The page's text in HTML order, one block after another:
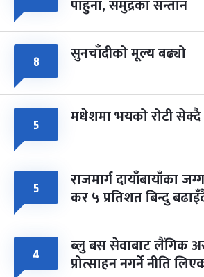
चैत्र ८, २०८३-Mar 22, 2027
पाहुना, समुद्रका सन्तान
८ सुनचाँदीको मूल्य बढ्यो
५ मधेशमा भयको रोटी
५ राजमार्ग दायाँबायाँका
कर ५ प्रतिशत बिन्दु
४ ब्लु बस सेवाबाट लैंगिक
प्रोत्साहन नगर्ने नीति